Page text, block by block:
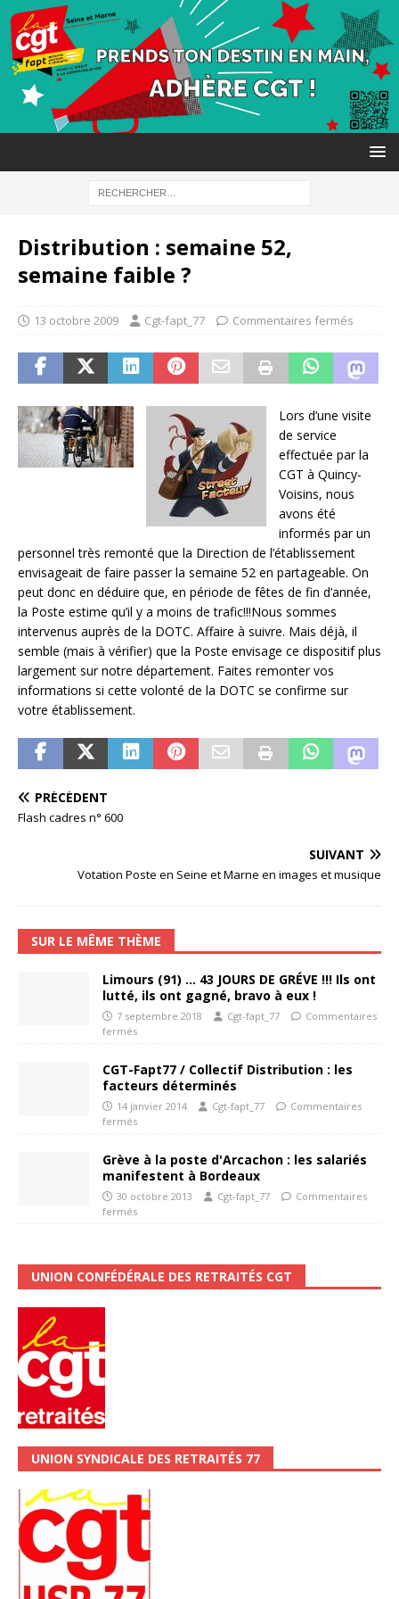
Distribution : semaine 52,
semaine faible ?
13 octobre 2009 Cgt-fapt_77 Commentaires fermés
Lors d’une visite
de service
effectuée par la
CGT à Quincy-
Voisins, nous
avons été
informés par un
personnel très remonté que la Direction de l’établissement
envisageait de faire passer la semaine 52 en partageable. On
peut donc en déduire que, en période de fêtes de fin d’année,
la Poste estime qu’il y a moins de trafic!!!Nous sommes
intervenus auprès de la DOTC. Affaire à suivre. Mais déjà, il
semble (mais à vérifier) que la Poste envisage ce dispositif plus
largement sur notre département. Faites remonter vos
informations si cette volonté de la DOTC se confirme sur
votre établissement.
PRÉCÉDENT
Flash cadres n° 600
SUIVANT
Votation Poste en Seine et Marne en images et musique
SUR LE MÊME THÈME
Limours (91) … 43 JOURS DE GRÉVE !!! Ils ont
lutté, ils ont gagné, bravo à eux !
7 septembre 2018 Cgt-fapt_77
Commentaires
fermés
CGT-Fapt77 / Collectif Distribution : les
facteurs déterminés
14 janvier 2014 Cgt-fapt_77
Commentaires
fermés
Grève à la poste d'Arcachon : les salariés
manifestent à Bordeaux
30 octobre 2013 Cgt-fapt_77
Commentaires
fermés
UNION CONFÉDÉRALE DES RETRAITÉS CGT
UNION SYNDICALE DES RETRAITÉS 77